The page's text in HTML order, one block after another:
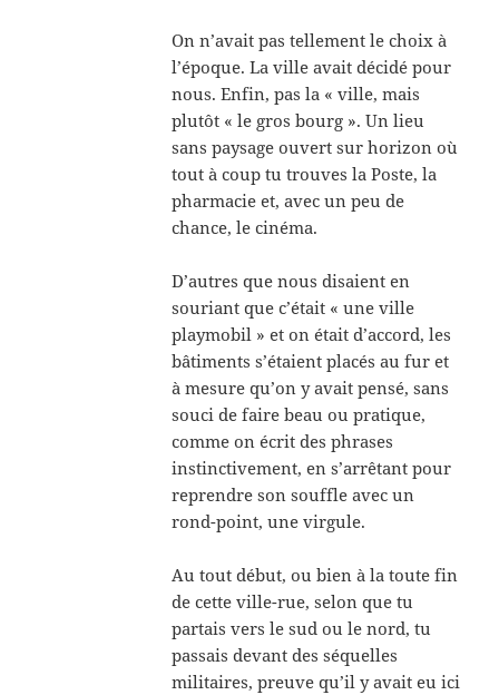
On n’avait pas tellement le choix à
l’époque. La ville avait décidé pour
nous. Enfin, pas la « ville, mais
plutôt « le gros bourg ». Un lieu
sans paysage ouvert sur horizon où
tout à coup tu trouves la Poste, la
pharmacie et, avec un peu de
chance, le cinéma.
D’autres que nous disaient en
souriant que c’était « une ville
playmobil » et on était d’accord, les
bâtiments s’étaient placés au fur et
à mesure qu’on y avait pensé, sans
souci de faire beau ou pratique,
comme on écrit des phrases
instinctivement, en s’arrêtant pour
reprendre son souffle avec un
rond-point, une virgule.
Au tout début, ou bien à la toute fin
de cette ville-rue, selon que tu
partais vers le sud ou le nord, tu
passais devant des séquelles
militaires, preuve qu’il y avait eu ici